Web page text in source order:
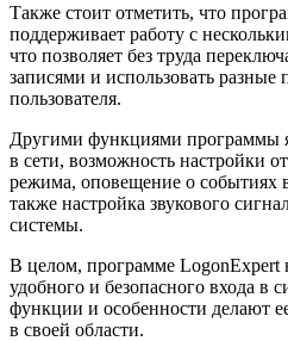
Также стоит отметить, что
поддерживает работу с
что позволяет без труда
записями и использовать разные
пользователя.
Другими функциями программы
в сети, возможность настройки
режима, оповещение о событиях
также настройка звукового
системы.
В целом, программе LogonExpert
удобного и безопасного входа в
функции и особенности делают
в своей области.